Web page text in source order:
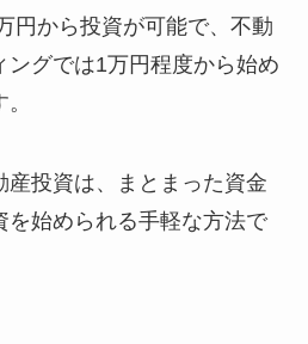
円から投資が可能で、不動
ングでは1万円程度から始め
産投資は、まとまった資金
を始められる手軽な方法で